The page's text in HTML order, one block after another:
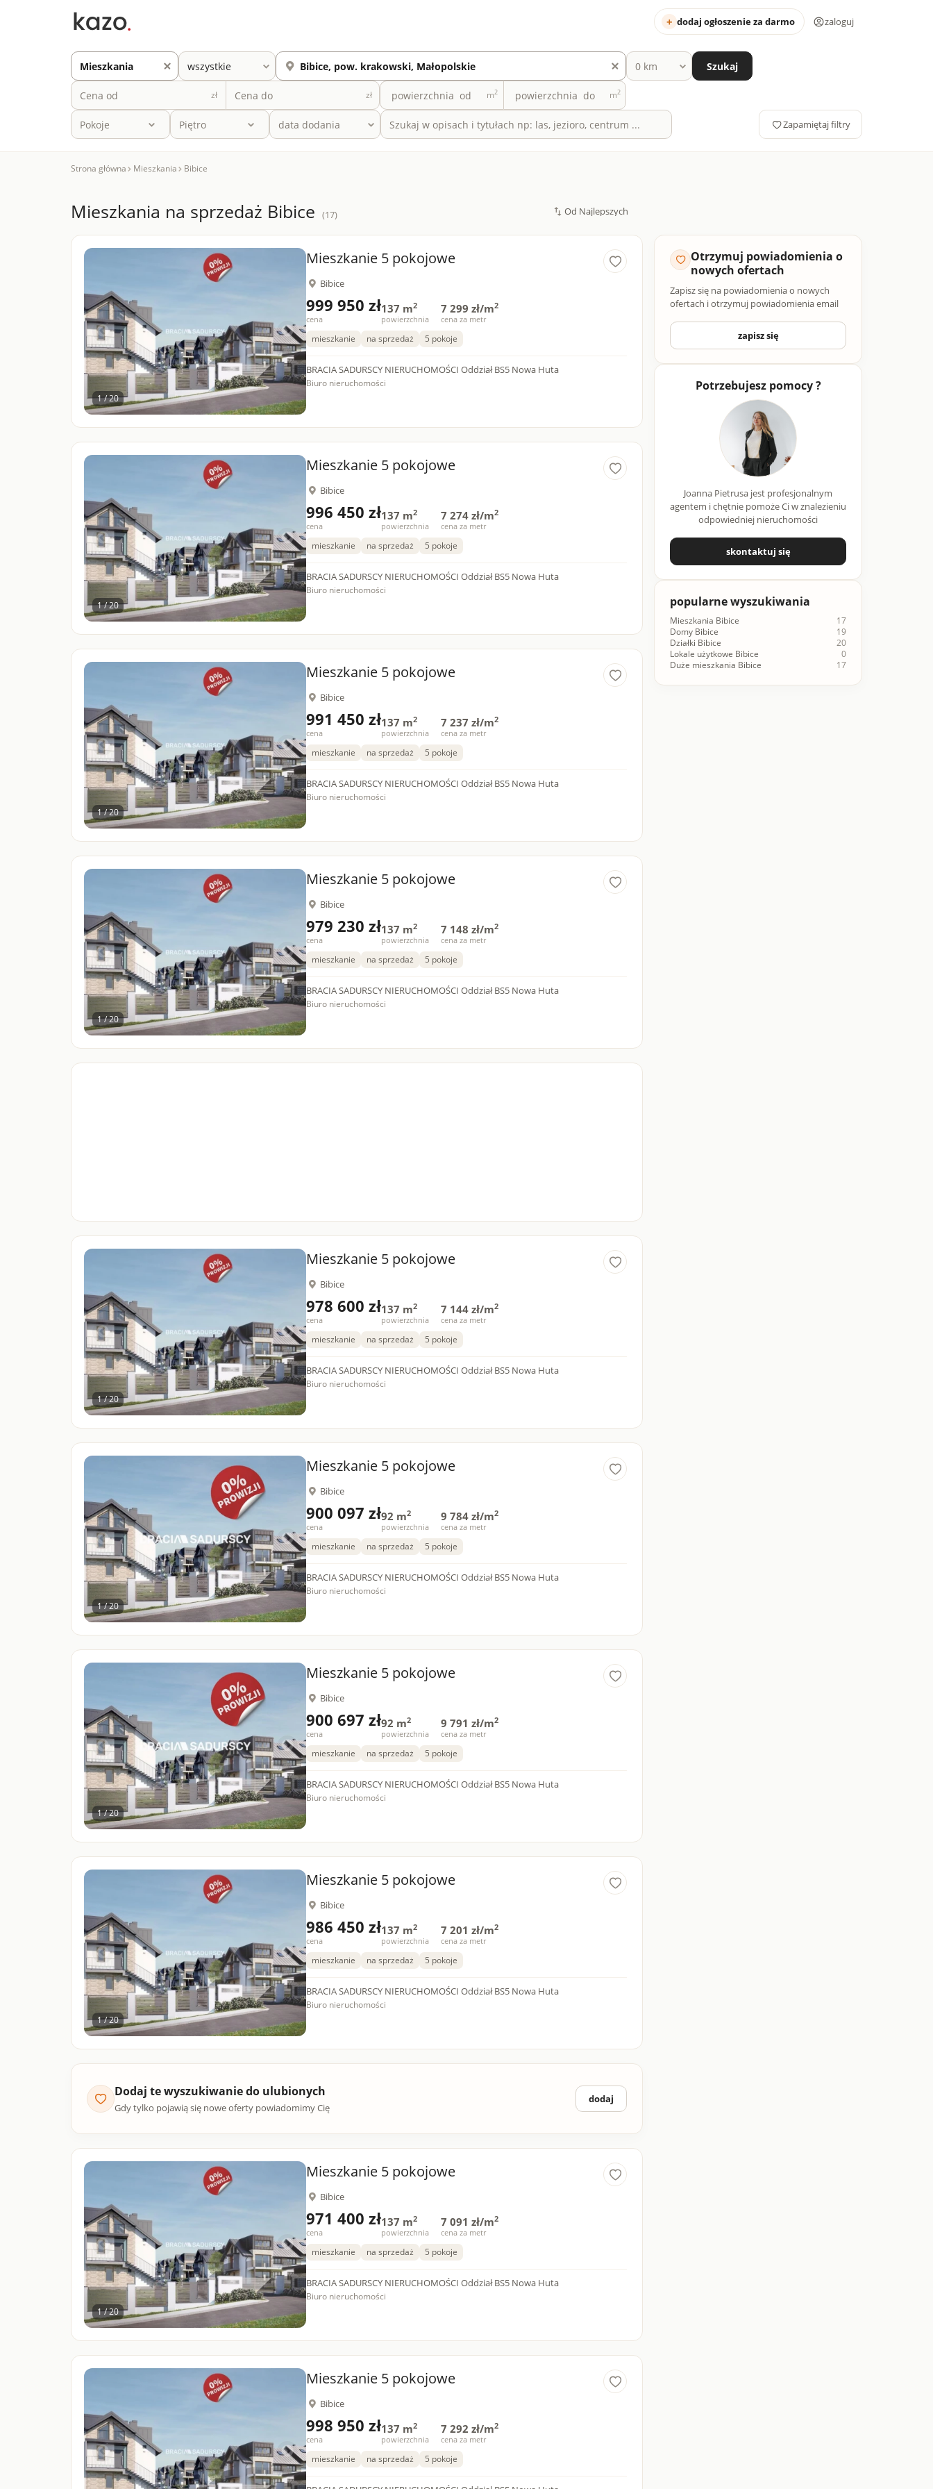
dodaj ogłoszenie za darmo zaloguj
Szukaj
zł zł m2 m2
Pokoje Piętro Zapamiętaj filtry
Strona główna Mieszkania Bibice
Mieszkania na sprzedaż Bibice (17)
1 / 20
Mieszkanie 5 pokojowe
Bibice
999 950 zł
cena
137 m2
powierzchnia
7 299 zł/m2
cena za metr
mieszkanie na sprzedaż 5 pokoje
BRACIA SADURSCY NIERUCHOMOŚCI Oddział BS5 Nowa Huta
Biuro nieruchomości
1 / 20
Mieszkanie 5 pokojowe
Bibice
996 450 zł
cena
137 m2
powierzchnia
7 274 zł/m2
cena za metr
mieszkanie na sprzedaż 5 pokoje
BRACIA SADURSCY NIERUCHOMOŚCI Oddział BS5 Nowa Huta
Biuro nieruchomości
1 / 20
Mieszkanie 5 pokojowe
Bibice
991 450 zł
cena
137 m2
powierzchnia
7 237 zł/m2
cena za metr
mieszkanie na sprzedaż 5 pokoje
BRACIA SADURSCY NIERUCHOMOŚCI Oddział BS5 Nowa Huta
Biuro nieruchomości
1 / 20
Mieszkanie 5 pokojowe
Bibice
979 230 zł
cena
137 m2
powierzchnia
7 148 zł/m2
cena za metr
mieszkanie na sprzedaż 5 pokoje
BRACIA SADURSCY NIERUCHOMOŚCI Oddział BS5 Nowa Huta
Biuro nieruchomości
1 / 20
Mieszkanie 5 pokojowe
Bibice
978 600 zł
cena
137 m2
powierzchnia
7 144 zł/m2
cena za metr
mieszkanie na sprzedaż 5 pokoje
BRACIA SADURSCY NIERUCHOMOŚCI Oddział BS5 Nowa Huta
Biuro nieruchomości
1 / 20
Mieszkanie 5 pokojowe
Bibice
900 097 zł
cena
92 m2
powierzchnia
9 784 zł/m2
cena za metr
mieszkanie na sprzedaż 5 pokoje
BRACIA SADURSCY NIERUCHOMOŚCI Oddział BS5 Nowa Huta
Biuro nieruchomości
1 / 20
Mieszkanie 5 pokojowe
Bibice
900 697 zł
cena
92 m2
powierzchnia
9 791 zł/m2
cena za metr
mieszkanie na sprzedaż 5 pokoje
BRACIA SADURSCY NIERUCHOMOŚCI Oddział BS5 Nowa Huta
Biuro nieruchomości
1 / 20
Mieszkanie 5 pokojowe
Bibice
986 450 zł
cena
137 m2
powierzchnia
7 201 zł/m2
cena za metr
mieszkanie na sprzedaż 5 pokoje
BRACIA SADURSCY NIERUCHOMOŚCI Oddział BS5 Nowa Huta
Biuro nieruchomości
Dodaj te wyszukiwanie do ulubionych
Gdy tylko pojawią się nowe oferty powiadomimy Cię
dodaj
1 / 20
Mieszkanie 5 pokojowe
Bibice
971 400 zł
cena
137 m2
powierzchnia
7 091 zł/m2
cena za metr
mieszkanie na sprzedaż 5 pokoje
BRACIA SADURSCY NIERUCHOMOŚCI Oddział BS5 Nowa Huta
Biuro nieruchomości
Mieszkanie 5 pokojowe
Bibice
998 950 zł
cena
137 m2
powierzchnia
7 292 zł/m2
cena za metr
mieszkanie na sprzedaż 5 pokoje
Otrzymuj powiadomienia o
nowych ofertach
Zapisz się na powiadomienia o nowych
ofertach i otrzymuj powiadomienia email
zapisz się
Potrzebujesz pomocy ?
Joanna Pietrusa jest profesjonalnym
agentem i chętnie pomoże Ci w znalezieniu
odpowiedniej nieruchomości
skontaktuj się
popularne wyszukiwania
Mieszkania Bibice
17
Domy Bibice
19
Działki Bibice
20
Lokale użytkowe Bibice
0
Duże mieszkania Bibice
17